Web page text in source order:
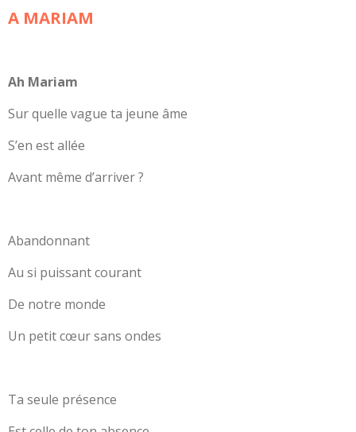
A MARIAM
Ah Mariam
Sur quelle vague ta jeune âme
S’en est allée
Avant même d’arriver ?
Abandonnant
Au si puissant courant
De notre monde
Un petit cœur sans ondes
Ta seule présence